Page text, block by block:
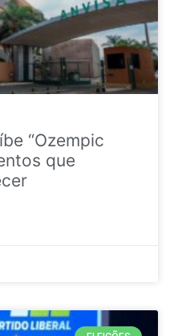
“Ozempic
que